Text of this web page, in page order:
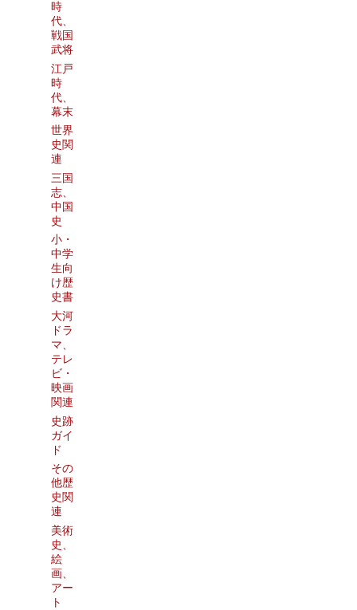
時
代、
戦国
武将
江戸
時
代、
幕末
世界
史関
連
三国
志、
中国
史
小・
中学
生向
け歴
史書
大河
ドラ
マ、
テレ
ビ・
映画
関連
史跡
ガイ
ド
その
他歴
史関
連
美術
史、
絵
画、
アー
ト